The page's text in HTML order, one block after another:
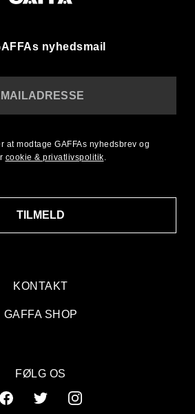
nyhedsmail
KONTAKT
GAFFA SHOP
TILMELD
at modtage GAFFAs nyhedsbrev og
cookie & privatlivspolitik.
FØLG OS